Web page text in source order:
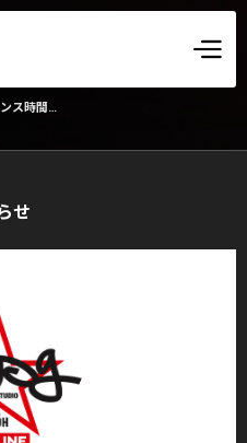
メンテナンス時間延長のお知らせ
せ